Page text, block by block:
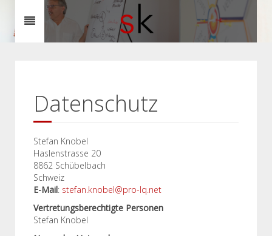
Datenschutz
Stefan Knobel
Haslenstrasse 20
8862 Schübelbach
Schweiz
E-Mail: stefan.knobel@pro-lq.net
Vertretungsberechtigte Personen
Stefan Knobel